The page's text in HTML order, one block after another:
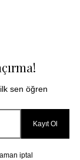
sen öğren
Kayıt Ol
iptal